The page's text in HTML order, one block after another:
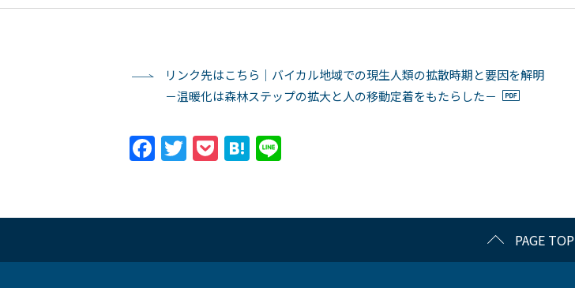
リンク先はこちら｜バイカル地域での現生人類の拡散時期と要因を解明
－温暖化は森林ステップの拡大と人の移動定着をもたらした－
Facebook
Twitter
PocketHatena
PAGE TOP